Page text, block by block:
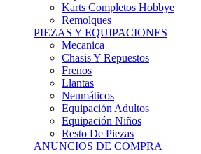
Karts Completos Hobbye
Remolques
PIEZAS Y EQUIPACIONES
Mecanica
Chasis Y Repuestos
Frenos
Llantas
Neumáticos
Equipación Adultos
Equipación Niños
Resto De Piezas
ANUNCIOS DE COMPRA